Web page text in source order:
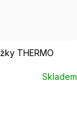
THERMO
Skladem